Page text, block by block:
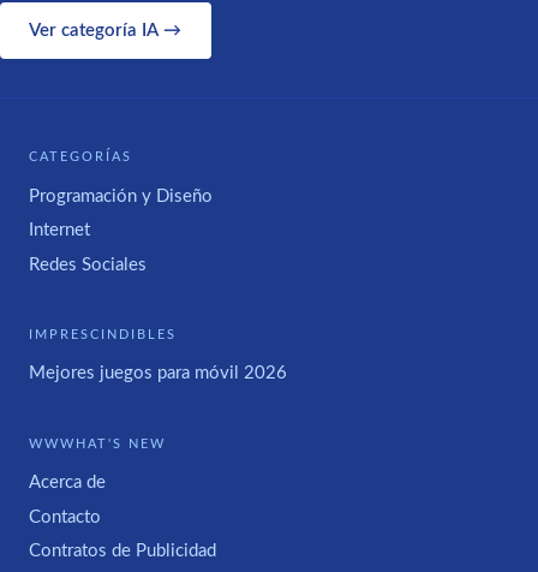
Ver categoría IA →
CATEGORÍAS
Programación y Diseño
Internet
Redes Sociales
IMPRESCINDIBLES
Mejores juegos para móvil 2026
WWWHAT'S NEW
Acerca de
Contacto
Contratos de Publicidad